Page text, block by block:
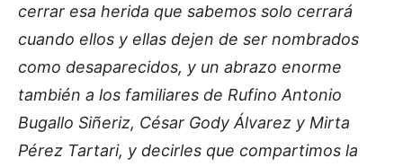
cerrar esa herida que sabemos solo cerrará
cuando ellos y ellas dejen de ser nombrados
como desaparecidos, y un abrazo enorme
también a los familiares de Rufino Antonio
Bugallo Siñeriz, César Gody Álvarez y Mirta
Pérez Tartari, y decirles que compartimos la